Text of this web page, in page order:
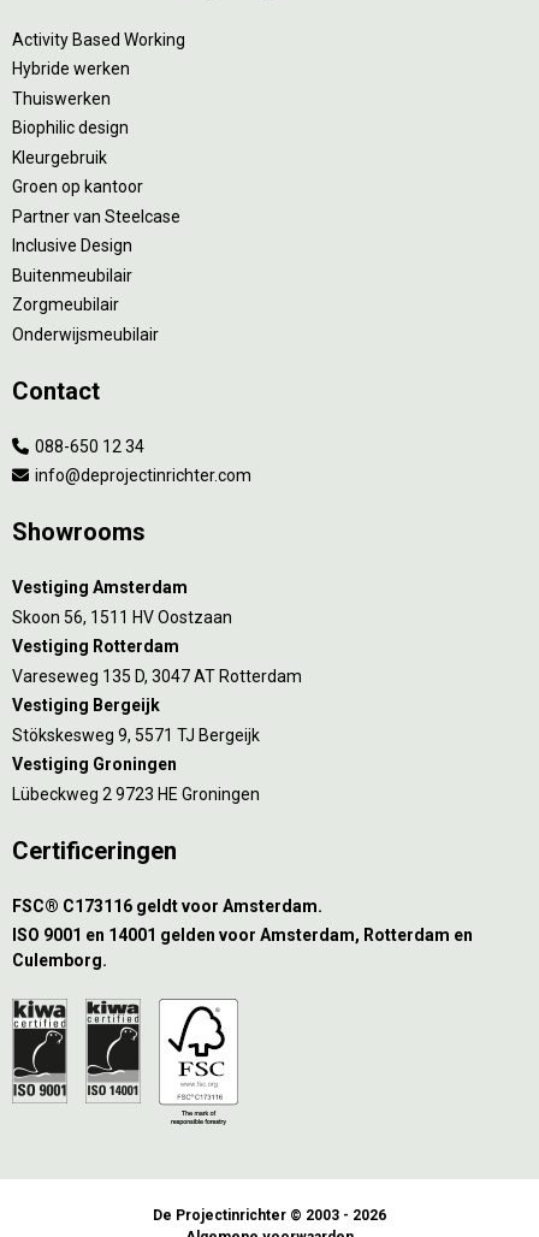
Activity Based Working
Hybride werken
Thuiswerken
Biophilic design
Kleurgebruik
Groen op kantoor
Partner van Steelcase
Inclusive Design
Buitenmeubilair
Zorgmeubilair
Onderwijsmeubilair
Contact
088-650 12 34
info@deprojectinrichter.com
Showrooms
Vestiging Amsterdam
Skoon 56, 1511 HV Oostzaan
Vestiging Rotterdam
Vareseweg 135 D, 3047 AT Rotterdam
Vestiging Bergeijk
Stökskesweg 9, 5571 TJ Bergeijk
Vestiging Groningen
Lübeckweg 2 9723 HE Groningen
Certificeringen
FSC® C173116 geldt voor Amsterdam.
ISO 9001 en 14001 gelden voor Amsterdam, Rotterdam en
Culemborg.
De Projectinrichter © 2003 - 2026